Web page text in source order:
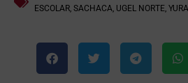
ESCOLAR SACHACA UGEL NORTE YURA